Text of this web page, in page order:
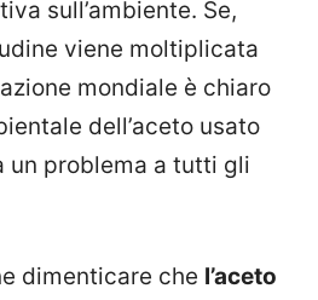
sull’ambiente. Se,
viene moltiplicata
mondiale è chiaro
dell’aceto usato
un problema a tutti gli
dimenticare che l’aceto